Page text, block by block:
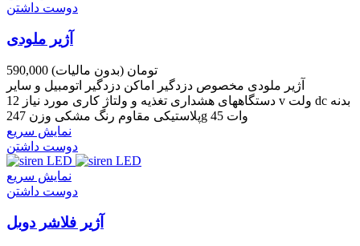
دوست داشتن
آژیر ملودی
590,000 تومان (بدون مالیات)
آژیر ملودی مخصوص دزدگیر اماکن دزدگیر اتومبیل و سایر
دستگاههای هشداری تغذیه و ولتاژ کاری مورد نیاز 12 v ولت dc بدنه
پلاستیکی مقاوم رنگ مشکی وزن 247g 45 وات
نمایش سریع
دوست داشتن
نمایش سریع
دوست داشتن
آژیر فلاشر دوبل